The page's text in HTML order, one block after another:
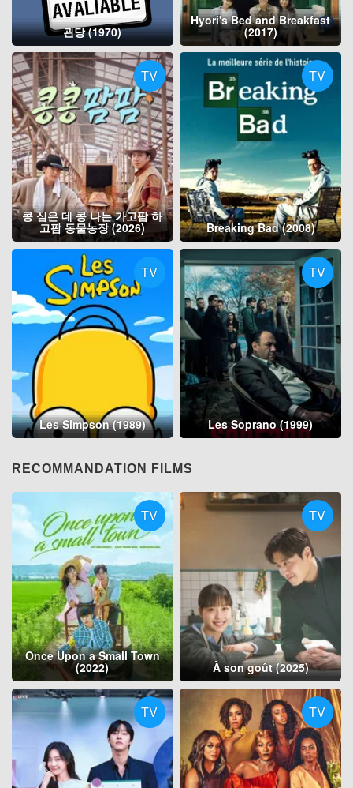
괸당 (1970)
Hyori's Bed and Breakfast
(2017)
TV
콩 심은 데 콩 나는 가고팜 하
고팜 동물농장 (2026)
TV
Breaking Bad (2008)
TV
Les Simpson (1989)
TV
Les Soprano (1999)
RECOMMANDATION FILMS
TV
Once Upon a Small Town
(2022)
TV
À son goût (2025)
TV TV